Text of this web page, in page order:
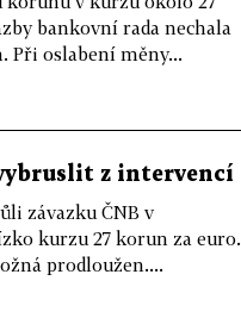
bankovní rada nechala
Při oslabení měny...
z intervencí
závazku ČNB v
kurzu 27 korun za euro.
prodloužen....